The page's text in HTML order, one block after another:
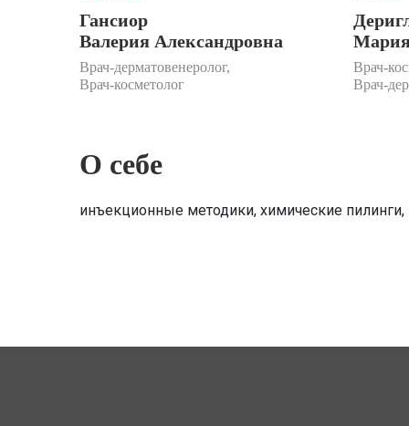
Гансиор
Валерия Александровна
Врач-дерматовенеролог,
Врач-косметолог
Мария
Врач-
Врач-
О себе
инъекционные методики, химические